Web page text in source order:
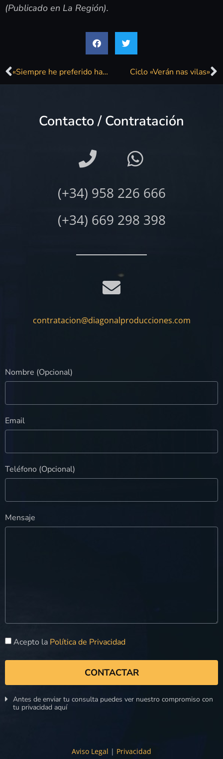
(Publicado en La Región).
«Siempre he preferido hacer lo que me gusta, y no lo que se lleva» Ciclo «Verán nas vilas»
Contacto / Contratación
(+34) 958 226 666
(+34) 669 298 398
contratacion@diagonalproducciones.com
Nombre (Opcional)
Email
Teléfono (Opcional)
Mensaje
Acepto la Política de Privacidad
CONTACTAR
Antes de enviar tu consulta puedes ver nuestro compromiso con
tu privacidad aquí
Aviso Legal | Privacidad